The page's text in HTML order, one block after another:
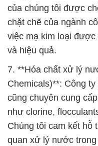
của chúng tôi được
chặt chẽ của ngành
việc mạ kim loại
và hiệu quả.
7. **Hóa chất xử lý
Chemicals)**: Công
cũng chuyên cung
như clorine,
Chúng tôi cam kết hỗ
quan xử lý nước